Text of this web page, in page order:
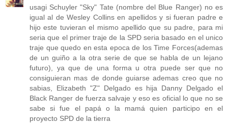
usagi Schuyler "Sky" Tate (nombre del Blue Ranger) no es
igual al de Wesley Collins en apellidos y si fueran padre e
hijo este tuvieran el mismo apellido que su padre, para mi
seria que el primer traje de la SPD seria basado en el unico
traje que quedo en esta epoca de los Time Forces(ademas
de un guiño a la otra serie de que se habla de un lejano
futuro), ya que de una forma u otra puede ser que no
consiguieran mas de donde guiarse ademas creo que no
sabias, Elizabeth "Z" Delgado es hija Danny Delgado el
Black Ranger de fuerza salvaje y eso es oficial lo que no se
sabe si fue el papá o la mamá quien participo en el
proyecto SPD de la tierra